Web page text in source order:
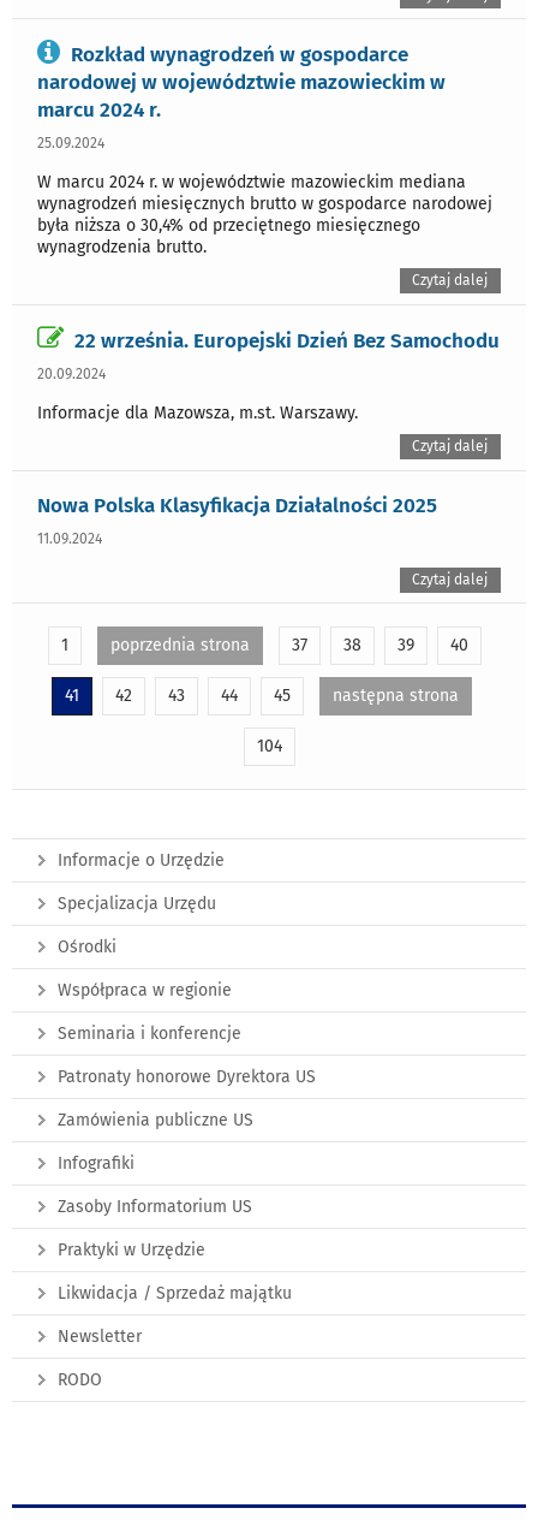
Rozkład wynagrodzeń w gospodarce
narodowej w województwie mazowieckim w
marcu 2024 r.
25.09.2024
W marcu 2024 r. w województwie mazowieckim mediana
wynagrodzeń miesięcznych brutto w gospodarce narodowej
była niższa o 30,4% od przeciętnego miesięcznego
wynagrodzenia brutto.
Czytaj dalej
22 września. Europejski Dzień Bez Samochodu
20.09.2024
Informacje dla Mazowsza, m.st. Warszawy.
Czytaj dalej
Nowa Polska Klasyfikacja Działalności 2025
11.09.2024
Czytaj dalej
1 poprzednia strona 37 38 39 40
41 42 43 44 45 następna strona
104
Informacje o Urzędzie
Specjalizacja Urzędu
Ośrodki
Współpraca w regionie
Seminaria i konferencje
Patronaty honorowe Dyrektora US
Zamówienia publiczne US
Infografiki
Zasoby Informatorium US
Praktyki w Urzędzie
Likwidacja / Sprzedaż majątku
Newsletter
RODO